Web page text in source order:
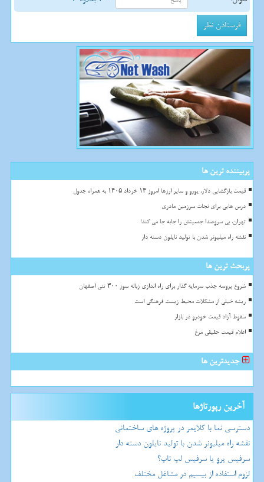
پربیننده ترین ها
قیمت بازگشایی دلار، یورو و سایر ارزها امروز ۱۳ خرداد ۱۴۰۵ به همراه جدول
درس هایی برای نجات سرزمین مادری
تهران، بی سروصدا جمعیتش را جابه جا می کند!
نقشه راه میلیونر شدن با تولید نایلون دسته دار
پربحث ترین ها
شروع پروسه جذب سرمایه گذار برای راه اندازی زباله سوز ۳۰۰ تنی اصفهان
ریشه خیلی از مشکلات محیط زیست فرهنگی است
سقوط آزاد قیمت خودرو در بازار
اعلام قیمت حقیقی مرغ
جدیدترین ها
آخرین رپورتاژها
دسترسی نما با کلایمر در پروژه های ساختمانی
نقشه راه میلیونر شدن با تولید نایلون دسته دار
سرفیس پرو یا سرفیس لپ تاپ؟
لزوم استفاده از بیسیم در مشاغل مختلف